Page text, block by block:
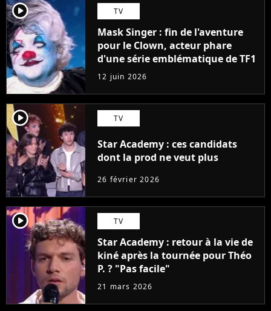
player2 TV
Mask Singer : fin de l'aventure
pour le Clown, acteur phare
d'une série emblématique de TF1
12 juin 2026
player2 TV
Star Academy : ces candidats
dont la prod ne veut plus
26 février 2026
player2 TV
Star Academy : retour à la vie de
kiné après la tournée pour Théo
P. ? "Pas facile"
21 mars 2026